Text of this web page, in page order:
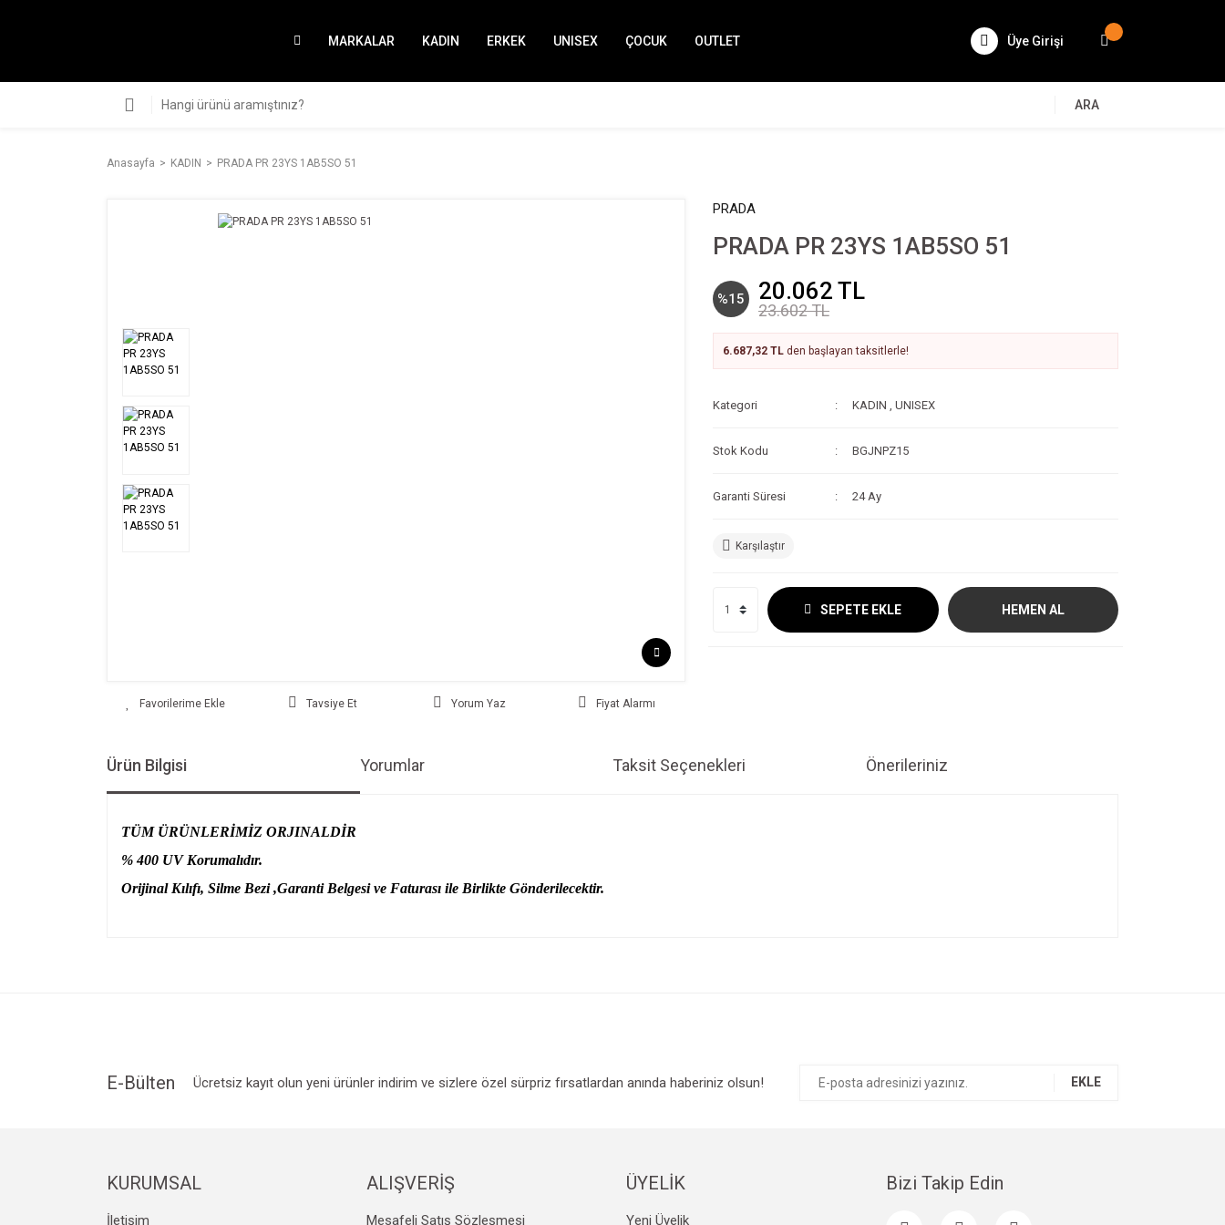
MARKALAR KADIN ERKEK UNISEX ÇOCUK OUTLET Üye Girişi
ARA
Anasayfa KADIN PRADA PR 23YS 1AB5SO 51
Tavsiye Et Yorum Yaz Fiyat Alarmı
PRADA
PRADA PR 23YS 1AB5SO 51
%15 20.062 TL
23.602 TL
6.687,32 TL den başlayan taksitlerle!
Kategori KADIN , UNISEX
Stok Kodu BGJNPZ15
Garanti Süresi 24 Ay
Karşılaştır
SEPETE EKLE HEMEN AL
Ürün Bilgisi Yorumlar Taksit Seçenekleri Önerileriniz
TÜM ÜRÜNLERİMİZ ORJINALDİR
% 400 UV Korumalıdır.
Orijinal Kılıfı, Silme Bezi ,Garanti Belgesi ve Faturası ile Birlikte Gönderilecektir.
Bu ürüne benzer farklı alternatifler olmalı.
E-Bülten Ücretsiz kayıt olun yeni ürünler indirim ve sizlere özel sürpriz fırsatlardan anında haberiniz olsun! EKLE
KURUMSAL
İletişim
ALIŞVERİŞ
Mesafeli Satış Sözleşmesi
ÜYELİK
Yeni Üyelik
Bizi Takip Edin